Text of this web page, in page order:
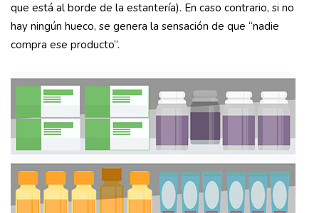
que está al borde de la estantería). En caso contrario, si no
hay ningún hueco, se genera la sensación de que “nadie
compra ese producto”.